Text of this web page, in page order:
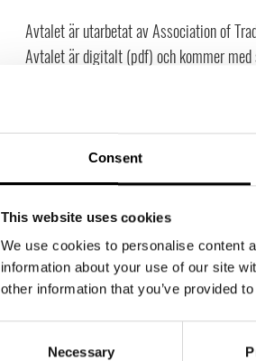
Consent
This website uses cookies
We use cookies to personalise content
information about your use of our site
other information that you’ve provided
Necessary
Avtalet är utarbetat av Association of
Avtalet är digitalt (pdf) och kommer
Inte medlem än?Läs mer och
Detta avtal är anpassat för dig som är